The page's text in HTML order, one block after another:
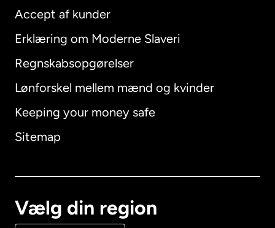
Accept af kunder
Erklæring om Moderne Slaveri
Regnskabsopgørelser
Lønforskel mellem mænd og kvinder
Keeping your money safe
Sitemap
Vælg din region
International English
Australien